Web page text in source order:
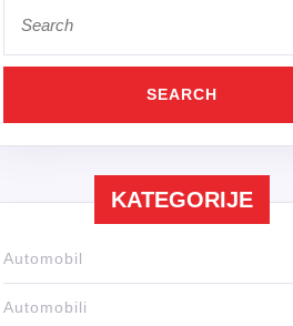
for:
KATEGORIJE
Automobil
Automobili